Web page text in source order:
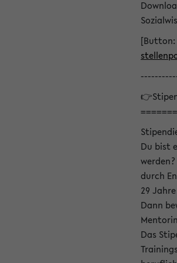
[Button:
Du bist
durch
29
Dann
Das